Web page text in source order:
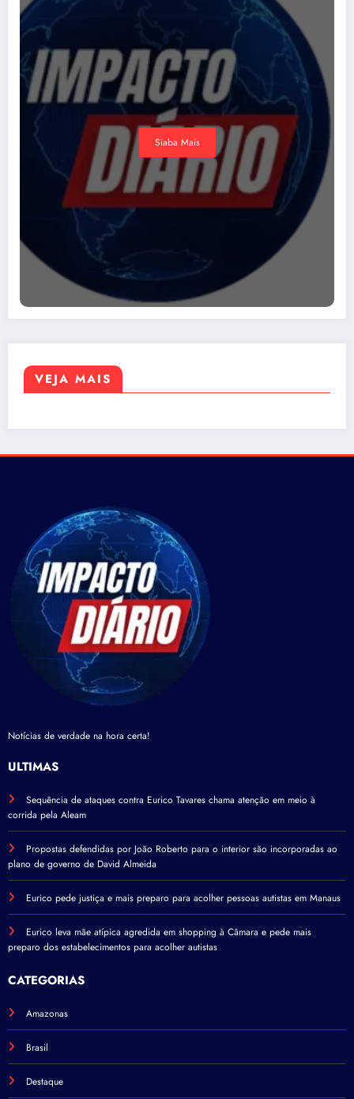
Siaba Mais
VEJA MAIS
Notícias de verdade na hora certa!
ÚLTIMAS
Sequência de ataques contra Eurico Tavares chama atenção em meio à
corrida pela Aleam
Propostas defendidas por João Roberto para o interior são incorporadas ao
plano de governo de David Almeida
Eurico pede justiça e mais preparo para acolher pessoas autistas em Manaus
Eurico leva mãe atípica agredida em shopping à Câmara e pede mais
preparo dos estabelecimentos para acolher autistas
CATEGORIAS
Amazonas
Brasil
Destaque